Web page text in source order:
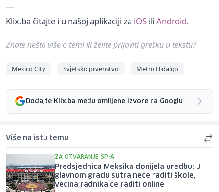
Klix.ba čitajte i u našoj aplikaciji za iOS ili Android.
Znate nešto više o temi ili želite prijaviti grešku u tekstu?
Mexico City Svjetsko prvenstvo Metro Hidalgo
Dodajte Klix.ba među omiljene izvore na Googlu
Više na istu temu
ZA OTVARANJE SP-A
Predsjednica Meksika donijela uredbu: U
glavnom gradu sutra neće raditi škole,
većina radnika će raditi online